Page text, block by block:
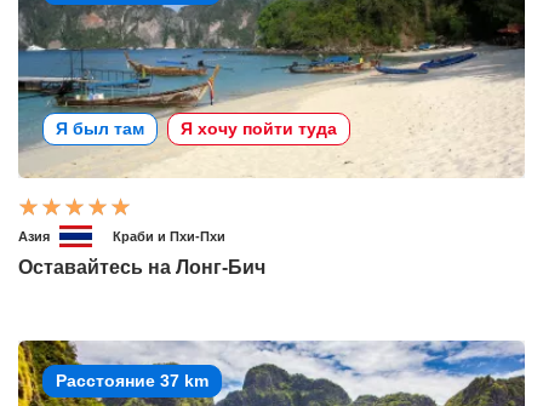
Я был там Я хочу пойти туда
Азия Краби и Пхи-Пхи
Оставайтесь на Лонг-Бич
Расстояние 37 km